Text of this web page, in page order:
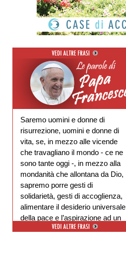
Saremo uomini e donne di
risurrezione, uomini e donne di
vita, se, in mezzo alle vicende
che travagliano il mondo - ce ne
sono tante oggi -, in mezzo alla
mondanità che allontana da Dio,
sapremo porre gesti di
solidarietà, gesti di accoglienza,
alimentare il desiderio universale
della pace e l’aspirazione ad un
ambiente libero dal degrado.